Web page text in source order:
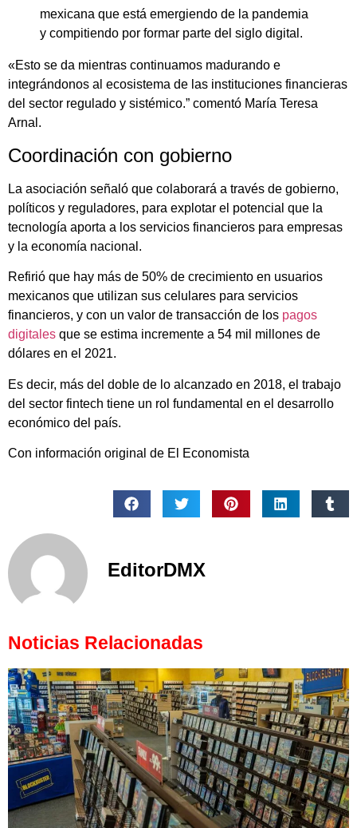
mexicana que está emergiendo de la pandemia
y compitiendo por formar parte del siglo digital.
«Esto se da mientras continuamos madurando e
integrándonos al ecosistema de las instituciones financieras
del sector regulado y sistémico.” comentó María Teresa
Arnal.
Coordinación con gobierno
La asociación señaló que colaborará a través de gobierno,
políticos y reguladores, para explotar el potencial que la
tecnología aporta a los servicios financieros para empresas
y la economía nacional.
Refirió que hay más de 50% de crecimiento en usuarios
mexicanos que utilizan sus celulares para servicios
financieros, y con un valor de transacción de los pagos
digitales que se estima incremente a 54 mil millones de
dólares en el 2021.
Es decir, más del doble de lo alcanzado en 2018, el trabajo
del sector fintech tiene un rol fundamental en el desarrollo
económico del país.
Con información original de El Economista
EditorDMX
Noticias Relacionadas